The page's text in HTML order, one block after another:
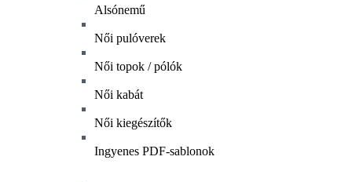
Alsónemű
Női pulóverek
Női topok / pólók
Női kabát
Női kiegészítők
Ingyenes PDF-sablonok